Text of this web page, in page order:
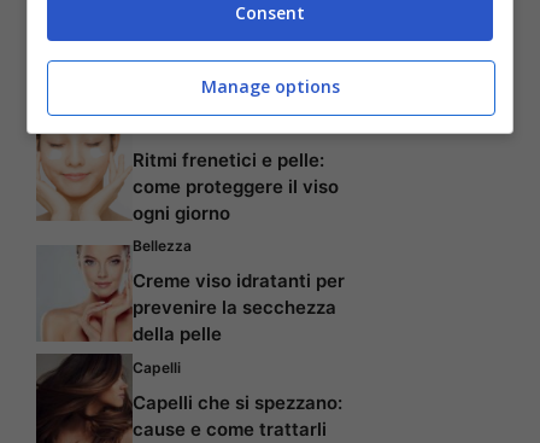
Articoli recenti
Ritmi frenetici e pelle:
come proteggere il viso
ogni giorno
Bellezza
Creme viso idratanti per
prevenire la secchezza
della pelle
Capelli
Capelli che si spezzano:
cause e come trattarli
Consent
Manage options